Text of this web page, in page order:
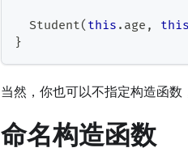
Student( this . age , this
}
当然，你也可以不指定构造函
命名构造函数